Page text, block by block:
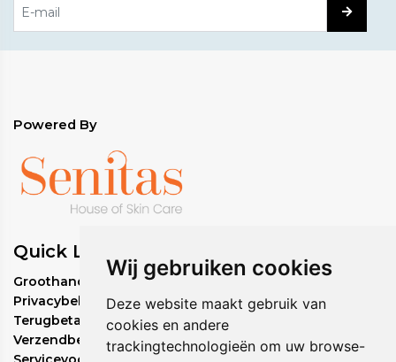
Wij gebruiken cookies
Deze website maakt gebruik van
cookies en andere
trackingtechnologieën om uw browse-
Powered By
Quick Links
Groothandel bestelbeleid
Privacybeleid
Terugbetalingsbeleid
Verzendbeleid